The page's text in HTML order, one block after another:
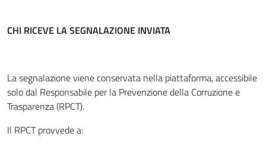
CHI RICEVE LA SEGNALAZIONE INVIATA
La segnalazione viene conservata nella piattaforma, accessibile
solo dal Responsabile per la Prevenzione della Corruzione e
Trasparenza (RPCT).
Il RPCT provvede a: